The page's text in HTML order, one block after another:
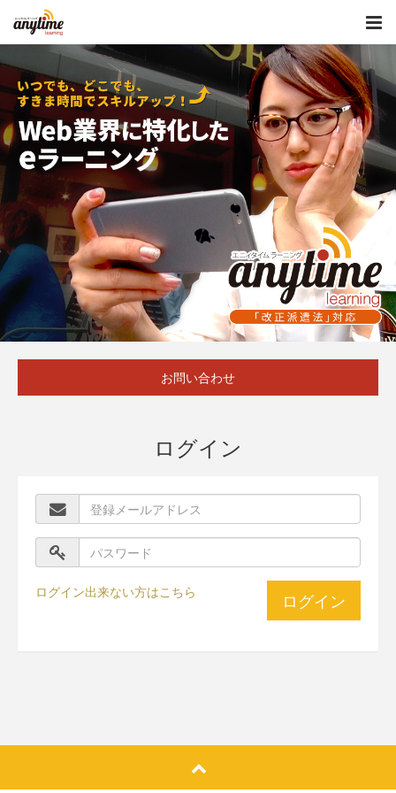
お問い合わせ
ログイン
ログイン
ログイン出来ない方はこちら